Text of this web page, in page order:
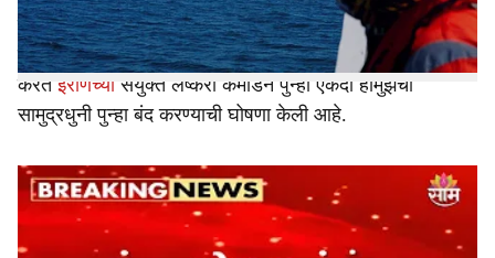
दक्षिण लेबनॉनमध्ये इस्रायलकडून होणारे सततचे हल्ले आणि आणि
शांतता करारातील अटींचे सातत्याने उल्लंघन होत असल्याचा आरोप
करत इराणच्या संयुक्त लष्करी कमांडने पुन्हा एकदा होर्मुझची
सामुद्रधुनी पुन्हा बंद करण्याची घोषणा केली आहे.